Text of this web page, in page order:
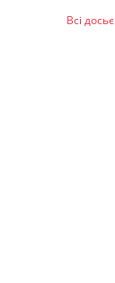
Всі досьє